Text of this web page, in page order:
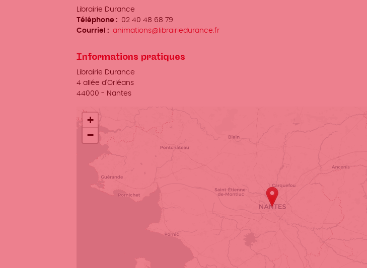
Organisateur
/
Prénom
Librairie Durance
Téléphone
02 40 48 68 79
Courriel
animations@librairiedurance.fr
Informations pratiques
Lieu
Librairie Durance
Adresse
4 allée d'Orléans
Ville
44000 - Nantes
+
−